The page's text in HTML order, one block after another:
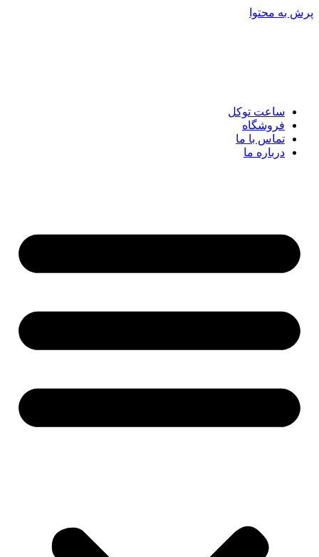
پرش به محتوا
ساعت توکل
فروشگاه
تماس با ما
درباره ما